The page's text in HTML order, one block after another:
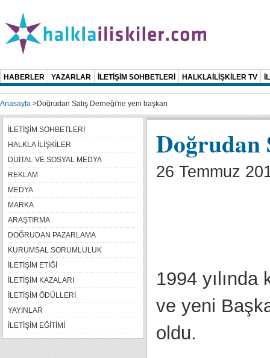
HABERLER YAZARLAR İLETİŞİM SOHBETLERİ HALKLAİLİŞKİLER TV
Anasayfa >Doğrudan Satış Derneği'ne yeni başkan
Doğrudan
26 Temmuz
1994
ve yeni
oldu.
İLETİŞİM SOHBETLERİ
HALKLA İLİŞKİLER
DİJİTAL VE SOSYAL MEDYA
REKLAM
MEDYA
MARKA
ARAŞTIRMA
DOĞRUDAN PAZARLAMA
KURUMSAL SORUMLULUK
İLETİŞİM ETİĞİ
İLETİŞİM KAZALARI
İLETİŞİM ÖDÜLLERİ
YAYINLAR
İLETİŞİM EĞİTİMİ